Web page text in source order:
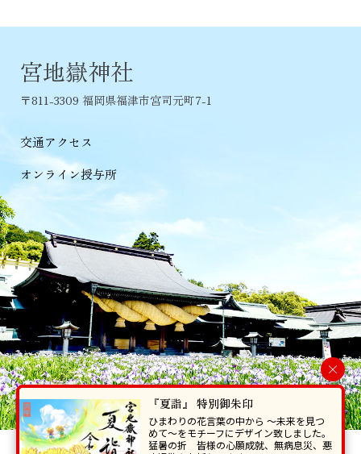
宮地嶽神社
〒811-3309 福岡県福津市宮司元町7-1
交通アクセス
オンライン授与所
当ホームページで掲載の写真・イラスト等を無断で転写･複製することを
×
『夏詣』 特別御朱印
ひまわりの花言葉の中から 〜未来を見つ
めて〜をモチーフにデザイン致しました。
猛暑の折 皆様の心願成就、無病息災、悪